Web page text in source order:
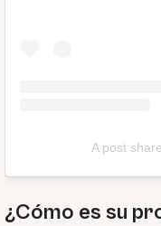
A post
¿Cómo es su